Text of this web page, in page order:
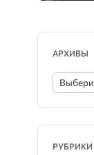
АРХИВЫ
РУБРИКИ